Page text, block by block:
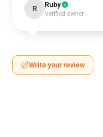
R Ruby
Verified owner
Write your review